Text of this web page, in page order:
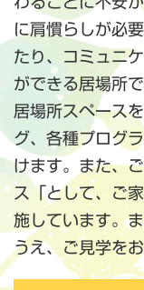
に肩慣らしが必
たり、コミュニ
ができる居場所
居場所スペース
グ、各種プログ
けます。また、
ス「として、ご
施しています。
うえ、ご見学を